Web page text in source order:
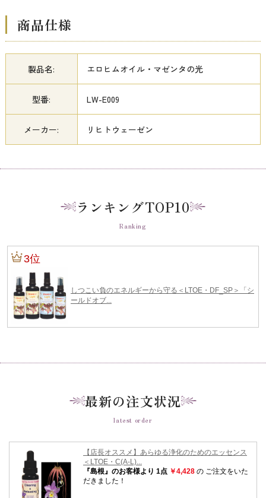
商品仕様
製品名: エロヒムオイル・マゼンタの光
型番: LW-E009
メーカー: リヒトウェーゼン
ランキングTOP10
Ranking
最新の注文状況
latest order